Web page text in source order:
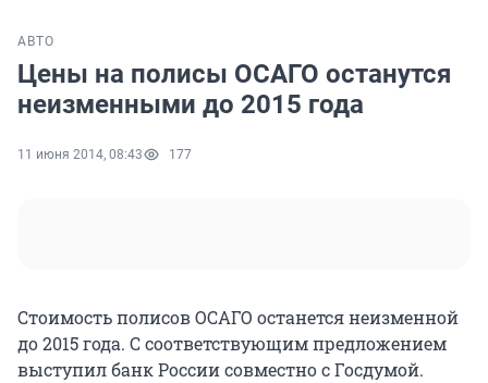
АВТО
Цены на полисы ОСАГО останутся
неизменными до 2015 года
11 июня 2014, 08:43 177
Стоимость полисов ОСАГО останется неизменной
до 2015 года. С соответствующим предложением
выступил банк России совместно с Госдумой.